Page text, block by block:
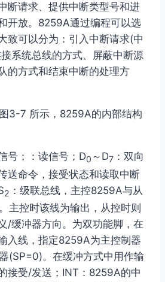
断请求、提供中断类型号和进
开放。8259A通过编程可以选
致可以分为：引入中断请求(中
系统总线的方式、屏蔽中断源
的方式和结束中断的处理方
3-7 所示，8259A的内部结构
号； ：读信号；D0 ～D7 ：双向
送命令，接受状态和读取中断
2 ：级联总线，主控8259A与从
主控时该线为输出，从控时则
/缓冲器方向。为双功能脚，在
入线，指定8259A为主控制器
(SP=0)。在缓冲方式中用作输
接受/发送；INT：8259A的中